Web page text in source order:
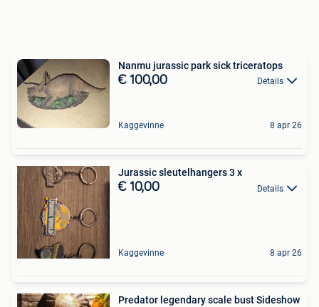
Nanmu jurassic park sick triceratops
€ 100,00 Details
Kaggevinne 8 apr 26
Jurassic sleutelhangers 3 x
€ 10,00 Details
Kaggevinne 8 apr 26
Predator legendary scale bust Sideshow